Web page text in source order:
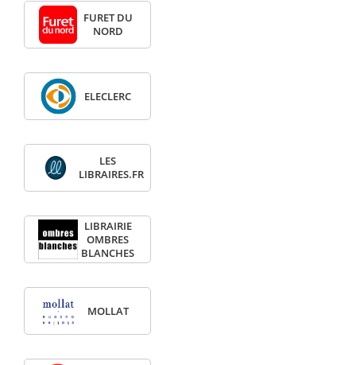
FURET DU
NORD
ELECLERC
LES
LIBRAIRES.FR
LIBRAIRIE
OMBRES
BLANCHES
MOLLAT